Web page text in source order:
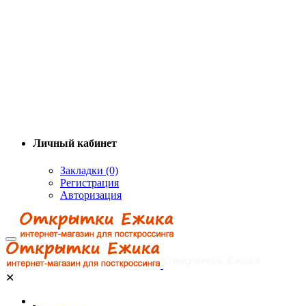
Личный кабинет
Закладки (0)
Регистрация
Авторизация
✕